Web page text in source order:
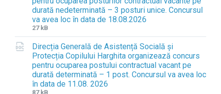
x
t
e
n
s
i
o
n
:
i
z
e
:
durată nedeterminată – 3 posturi unice. Concursul
va avea loc în data de 18.08.2026
F
i
l
e
e
x
t
F
i
l
e
s
i
z
27 kB
Direcția Generală de Asistență Socială și
Protecția Copilului Harghita organizează concurs
pentru ocuparea postului contractual vacant pe
durată determinată – 1 post. Concursul va avea loc
în data de 11.08. 2026
87 kB